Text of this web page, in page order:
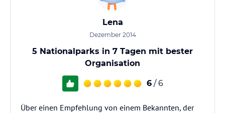
Lena
Dezember 2014
5 Nationalparks in 7 Tagen mit bester
Organisation
6 / 6
Über einen Empfehlung von einem Bekannten, der